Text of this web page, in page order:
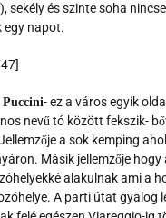
sekély és szinte soha
egy napot.
Puccini- ez a város egyik
nevű tó között fekszik-
a sok kemping
Másik jellemzője
alakulnak ami a
A parti útat gyalog